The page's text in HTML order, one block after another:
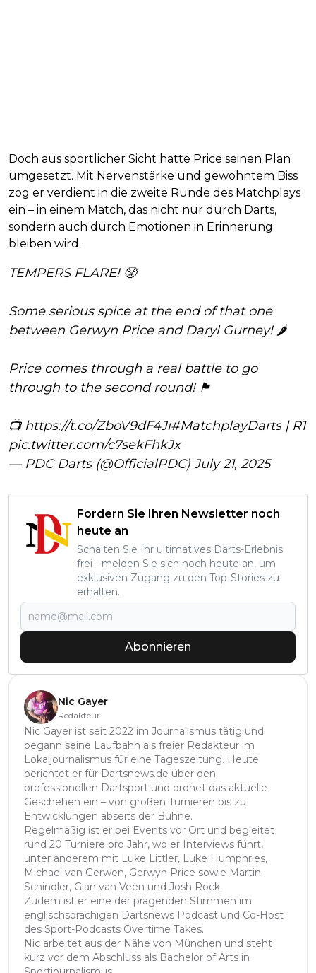
Doch aus sportlicher Sicht hatte Price seinen Plan
umgesetzt. Mit Nervenstärke und gewohntem Biss
zog er verdient in die zweite Runde des Matchplays
ein – in einem Match, das nicht nur durch Darts,
sondern auch durch Emotionen in Erinnerung
bleiben wird.
TEMPERS FLARE! 😤
Some serious spice at the end of that one
between Gerwyn Price and Daryl Gurney! 🌶️
Price comes through a real battle to go
through to the second round! 🏴󠁧󠁢󠁷󠁬󠁳󠁿
📺 https://t.co/ZboV9dF4Ji#MatchplayDarts| R1
pic.twitter.com/c7sekFhkJx
— PDC Darts (@OfficialPDC) July 21, 2025
Fordern Sie Ihren Newsletter noch
heute an
Schalten Sie Ihr ultimatives Darts-Erlebnis
frei - melden Sie sich noch heute an, um
exklusiven Zugang zu den Top-Stories zu
erhalten.
Abonnieren
Nic Gayer
Redakteur
Nic Gayer ist seit 2022 im Journalismus tätig und
begann seine Laufbahn als freier Redakteur im
Lokaljournalismus für eine Tageszeitung. Heute
berichtet er für Dartsnews.de über den
professionellen Dartsport und ordnet das aktuelle
Geschehen ein – von großen Turnieren bis zu
Entwicklungen abseits der Bühne.
Regelmäßig ist er bei Events vor Ort und begleitet
rund 20 Turniere pro Jahr, wo er Interviews führt,
unter anderem mit Luke Littler, Luke Humphries,
Michael van Gerwen, Gerwyn Price sowie Martin
Schindler, Gian van Veen und Josh Rock.
Zudem ist er eine der prägenden Stimmen im
englischsprachigen Dartsnews Podcast und Co-Host
des Sport-Podcasts Overtime Takes.
Nic arbeitet aus der Nähe von München und steht
kurz vor dem Abschluss als Bachelor of Arts in